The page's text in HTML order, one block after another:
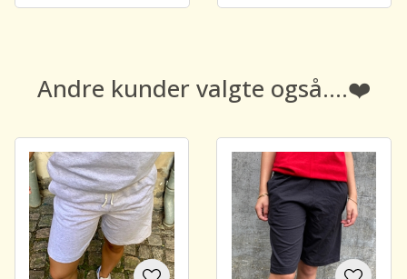
Andre kunder valgte også....❤️